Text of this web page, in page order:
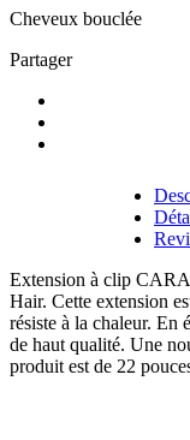
Cheveux bouclée
Partager
Extension à clip
Hair. Cette extension
résiste à la chaleur. En
de haut qualité. Une
produit est de 22